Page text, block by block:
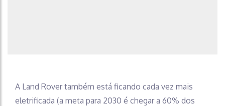
A Land Rover também está ficando cada vez mais
eletrificada (a meta para 2030 é chegar a 60% dos